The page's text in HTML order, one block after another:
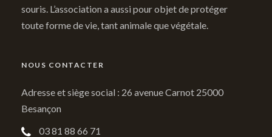
souris. L’association a aussi pour objet de protéger
toute forme de vie, tant animale que végétale.
NOUS CONTACTER
Adresse et siège social : 26 avenue Carnot 25000
Besançon
03 81 88 66 71